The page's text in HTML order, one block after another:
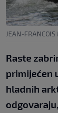
JEAN-
Raste
primijećen
hladnih